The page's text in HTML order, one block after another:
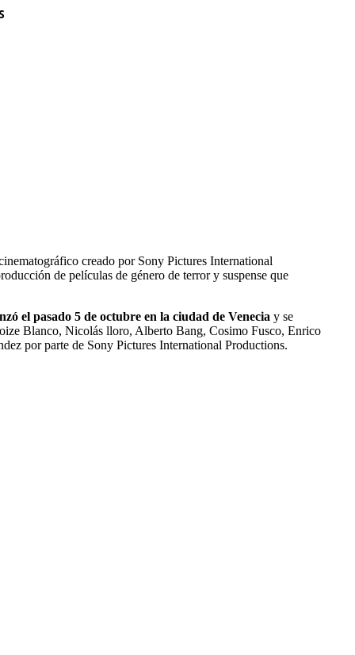
creado por Sony Pictures International
de películas de género de terror y suspense que
el pasado 5 de octubre en la ciudad de Venecia y se
Blanco, Nicolás lloro, Alberto Bang, Cosimo Fusco, Enrico
por parte de Sony Pictures International Productions.